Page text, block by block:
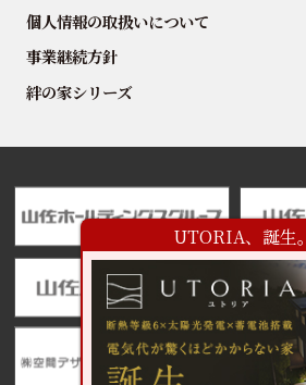
個人情報の取扱いについて
事業継続方針
絆の家シリーズ
UTORIA、誕生。